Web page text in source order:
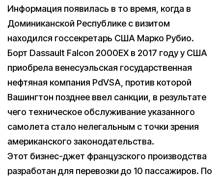
Информация появилась в то время, когда в
Доминиканской Республике с визитом
находился госсекретарь США Марко Рубио.
Борт Dassault Falcon 2000EX в 2017 году у США
приобрела венесуэльская государственная
нефтяная компания PdVSA, против которой
Вашингтон позднее ввел санкции, в результате
чего техническое обслуживание указанного
самолета стало нелегальным с точки зрения
американского законодательства.
Этот бизнес-джет французского производства
разработан для перевозки до 10 пассажиров. По